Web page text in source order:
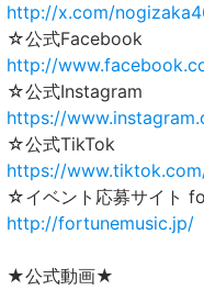
http://x.com/
☆公式Facebook
http://
☆公式Instagram
https://
☆公式TikTok
https://
☆イベント応募サイト
http://fortunemusic.jp/
★公式動画★